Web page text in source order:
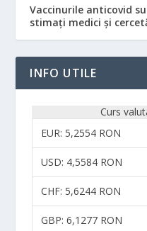
Vaccinurile anticovid
stimați medici și
INFO UTILE
Curs
EUR: 5,2554 RON
USD: 4,5584 RON
CHF: 5,6244 RON
GBP: 6,1277 RON